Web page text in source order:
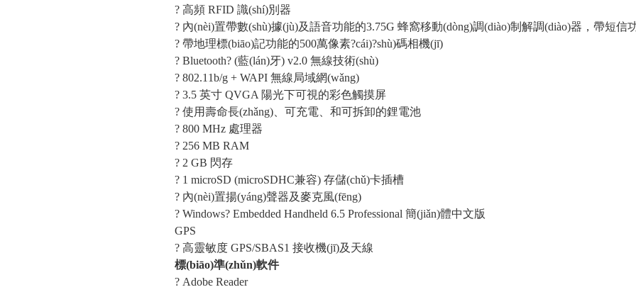
? 高頻 RFID 識(shí)別器
? 內(nèi)置帶數(shù)據(jù)及語音功能的3.75G 蜂窩移動(dòng)調(diào)制解調(diào)器，帶短信
? 帶地理標(biāo)記功能的500萬像素?cái)?shù)碼相機(jī)
? Bluetooth? (藍(lán)牙) v2.0 無線技術(shù)
? 802.11b/g + WAPI 無線局域網(wǎng)
? 3.5 英寸 QVGA 陽光下可視的彩色觸摸屏
? 使用壽命長(zhǎng)、可充電、和可拆卸的鋰電池
? 800 MHz 處理器
? 256 MB RAM
? 2 GB 閃存
? 1 microSD (microSDHC兼容) 存儲(chǔ)卡插槽
? 內(nèi)置揚(yáng)聲器及麥克風(fēng)
? Windows? Embedded Handheld 6.5 Professional 簡(jiǎn)體中文版
GPS
? 高靈敏度 GPS/SBAS1 接收機(jī)及天線
標(biāo)準(zhǔn)軟件
? Adobe Reader